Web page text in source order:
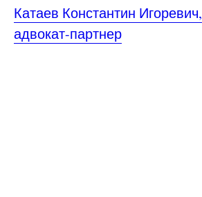
Катаев Константин Игоревич,
адвокат-партнер